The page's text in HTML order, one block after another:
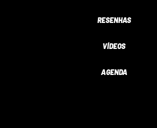
RESENHAS
VÍDEOS
AGENDA